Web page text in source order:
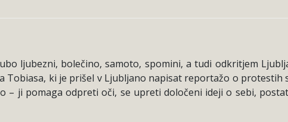
ljubezni, bolečino, samoto, spomini, a tudi odkritjem
Tobiasa, ki je prišel v Ljubljano napisat reportažo o protestih
– ji pomaga odpreti oči, se upreti določeni ideji o sebi,